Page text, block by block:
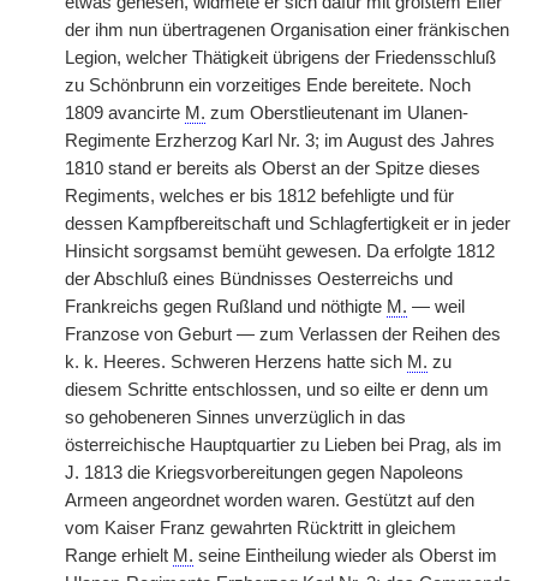
der ihm nun übertragenen Organisation einer fränkischen
Legion, welcher Thätigkeit übrigens der Friedensschluß
zu Schönbrunn ein vorzeitiges Ende bereitete. Noch
1809 avancirte M. zum Oberstlieutenant im Ulanen-
Regimente Erzherzog Karl Nr. 3; im August des Jahres
1810 stand er bereits als Oberst an der Spitze dieses
Regiments, welches er bis 1812 befehligte und für
dessen Kampfbereitschaft und Schlagfertigkeit er in jeder
Hinsicht sorgsamst bemüht gewesen. Da erfolgte 1812
der Abschluß eines Bündnisses Oesterreichs und
Frankreichs gegen Rußland und nöthigte M. — weil
Franzose von Geburt — zum Verlassen der Reihen des
k. k. Heeres. Schweren Herzens hatte sich M. zu
diesem Schritte entschlossen, und so eilte er denn um
so gehobeneren Sinnes unverzüglich in das
österreichische Hauptquartier zu Lieben bei Prag, als im
J. 1813 die Kriegsvorbereitungen gegen Napoleons
Armeen angeordnet worden waren. Gestützt auf den
vom Kaiser Franz gewahrten Rücktritt in gleichem
Range erhielt M. seine Eintheilung wieder als Oberst im